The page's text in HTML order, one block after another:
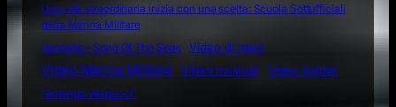
Una vita straordinaria inizia con una scelta: Scuola Sottufficiali
della Marina Militare
Vangelis – Song Of The Seas
Video di mare
Video Marina Militare Video musicali
Video Soldini
“Amerigo Vespucci”